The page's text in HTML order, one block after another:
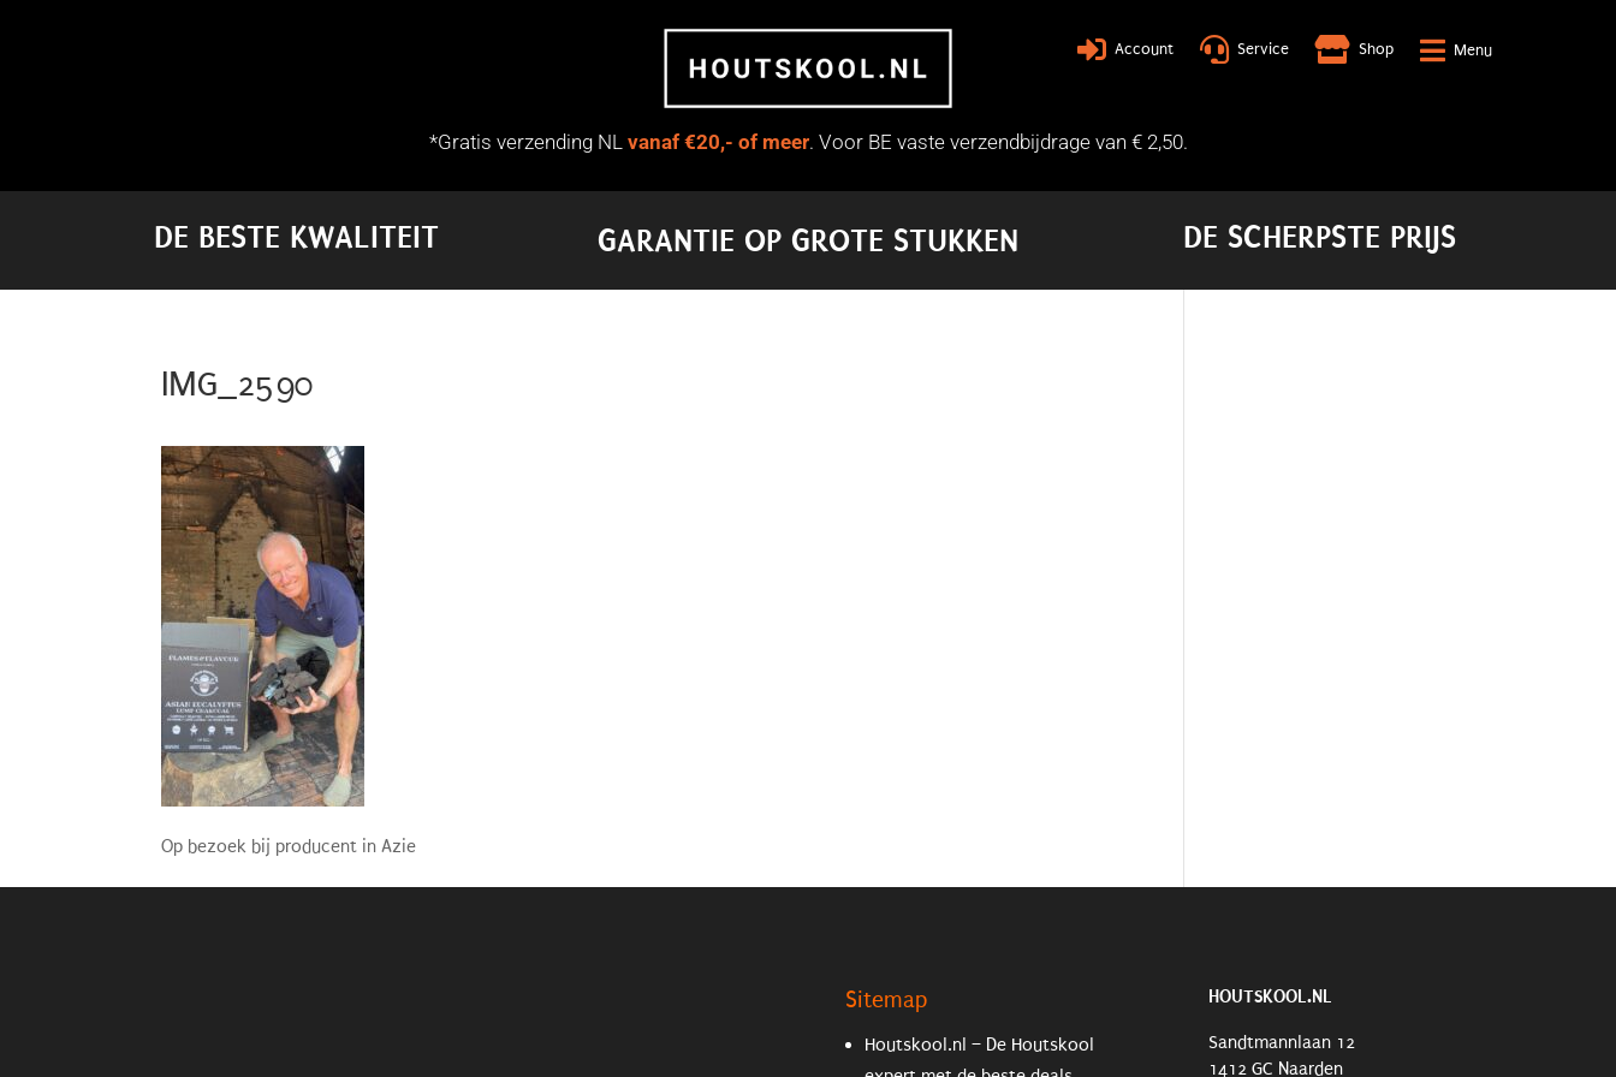
 Account  Service  Shop  Menu
*Gratis verzending NL vanaf €20,- of meer. Voor BE vaste verzendbijdrage van € 2,50.
DE BESTE KWALITEIT GARANTIE OP GROTE STUKKEN DE SCHERPSTE PRIJS
IMG_2590
Op bezoek bij producent in Azie
Sitemap
Houtskool.nl – De Houtskool
HOUTSKOOL.NL
Sandtmannlaan 12
1412 GC Naarden